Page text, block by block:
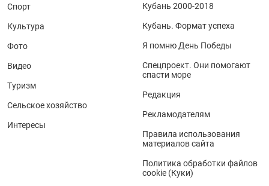
Спорт
Культура
Фото
Видео
Туризм
Сельское хозяйство
Интересы
Кубань 2000-2018
Кубань. Формат успеха
Я помню День Победы
Спецпроект. Они помогают
спасти море
Редакция
Рекламодателям
Правила использования
материалов сайта
Политика обработки файлов
cookie (Куки)